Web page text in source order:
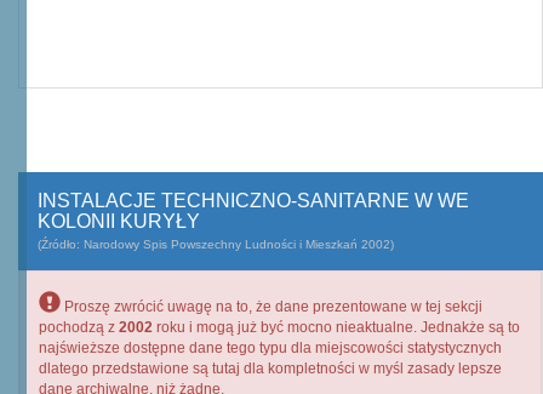
INSTALACJE TECHNICZNO-SANITARNE W WE
KOLONII KURYŁY
(Źródło: Narodowy Spis Powszechny Ludności i Mieszkań 2002)
Proszę zwrócić uwagę na to, że dane prezentowane w tej sekcji
pochodzą z 2002 roku i mogą już być mocno nieaktualne. Jednakże są to
najświeższe dostępne dane tego typu dla miejscowości statystycznych
dlatego przedstawione są tutaj dla kompletności w myśl zasady lepsze
dane archiwalne, niż żadne.